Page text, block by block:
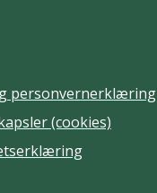
personvernerklæring
(cookies)